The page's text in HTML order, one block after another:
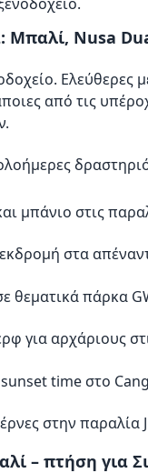
Μπαλί, Nusa
Ελεύθερες
από τις
μπάνιο στις
στα
θεματικά πάρκα
για αρχάριους
time στο
στην παραλία
– πτήση για